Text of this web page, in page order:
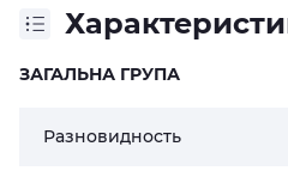
ЗАГАЛЬНА ГРУПА
Разновидность